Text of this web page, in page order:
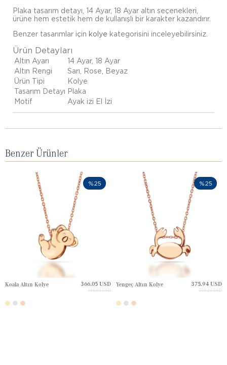
Plaka tasarım detayı, 14 Ayar, 18 Ayar altın seçenekleri,
ürüne hem estetik hem de kullanışlı bir karakter kazandırır.
Benzer tasarımlar için kolye kategorisini inceleyebilirsiniz.
Ürün Detayları
Altın Ayarı
14 Ayar, 18 Ayar
Altın Rengi
Sarı, Rose, Beyaz
Ürün Tipi
Kolye
Tasarım Detayı Plaka
Motif
Ayak izi El İzi
Benzer Ürünler
Koala Altın Kolye 366.05 USD
488.06 USD
%25
Yengeç Altın Kolye 375.94 USD
501.26 USD
%25